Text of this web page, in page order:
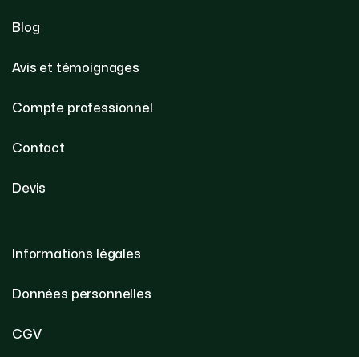
Blog
Avis et témoignages
Compte professionnel
Contact
Devis
Informations légales
Données personnelles
CGV